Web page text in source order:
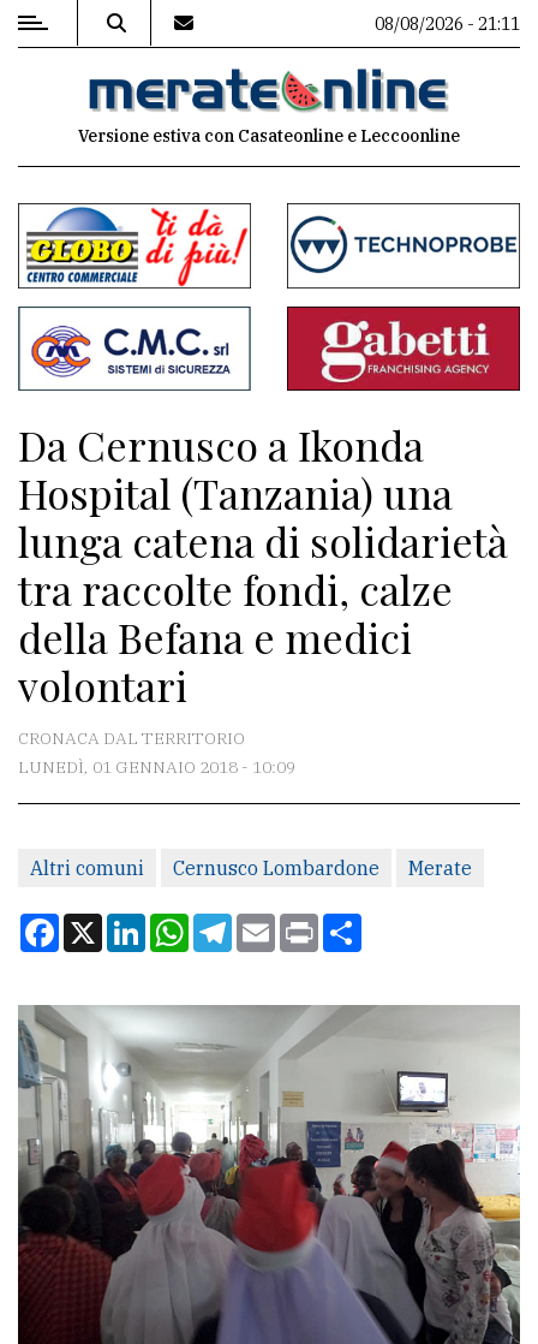
MENU
commenti
Contenuti
del
sito
Associazioni
Meteo
CONTATTI
La
redazione
Per
la
pubblicità
CERCA
Cerca
per
comune
Ricerca
avanzata
LE
ALTRE
TESTATE
08/08/2026 - 21:11
Versione estiva con Casateonline e Leccoonline
Da Cernusco a Ikonda
Hospital (Tanzania) una
lunga catena di solidarietà
tra raccolte fondi, calze
della Befana e medici
volontari
CRONACA DAL TERRITORIO
LUNEDÌ, 01 GENNAIO 2018 - 10:09
Altri comuni Cernusco Lombardone Merate
Facebook
X LinkedInWhatsApp
Telegram
EmailPrint